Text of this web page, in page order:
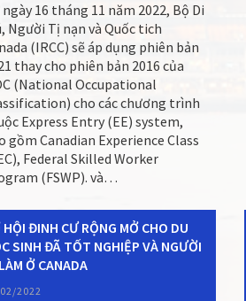
16 tháng 11 năm 2022, Bộ Di
Người Tị nạn và Quốc tich
(IRCC) sẽ áp dụng phiên bản
thay cho phiên bản 2016 của
(National Occupational
cho các chương trình
Express Entry (EE) system,
gồm Canadian Experience Class
Federal Skilled Worker
(FSWP). và…
HỘI ĐINH CƯ RỘNG MỞ CHO DU
SINH ĐÃ TỐT NGHIỆP VÀ NGƯỜI
Ở CANADA
2022